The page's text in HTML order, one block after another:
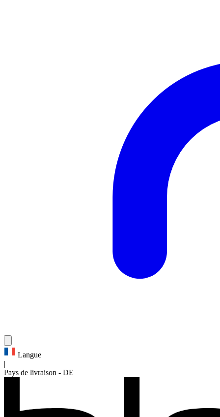
Langue
Pays de livraison - DE